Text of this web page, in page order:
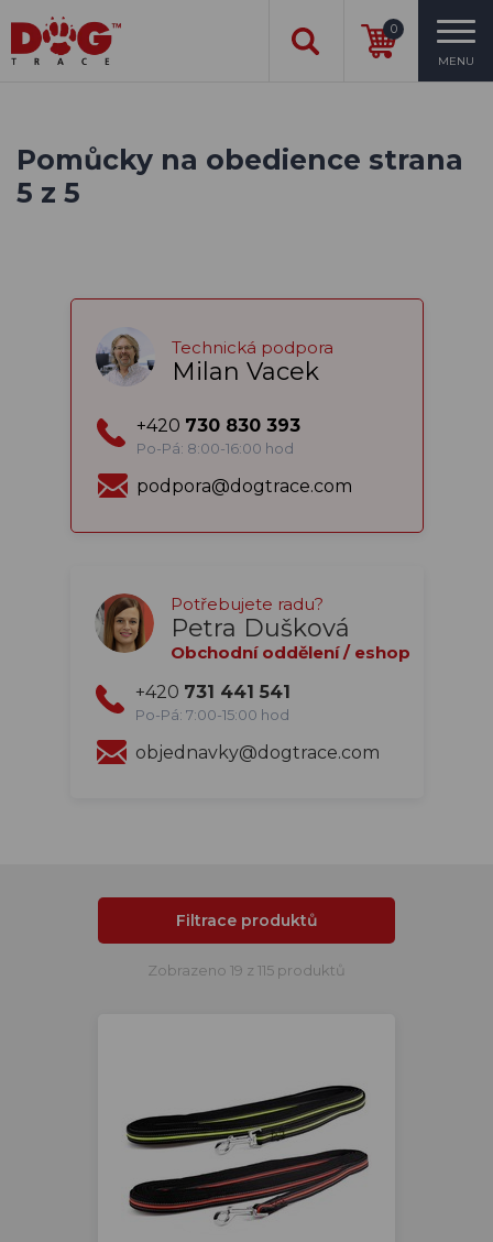
0
MENU
Pomůcky na obedience strana
5 z 5
Technická podpora
Milan Vacek
+420 730 830 393
Po-Pá: 8:00-16:00 hod
podpora@dogtrace.com
Potřebujete radu?
Petra Dušková
Obchodní oddělení / eshop
+420 731 441 541
Po-Pá: 7:00-15:00 hod
objednavky@dogtrace.com
Filtrace produktů
Zobrazeno 19 z 115 produktů